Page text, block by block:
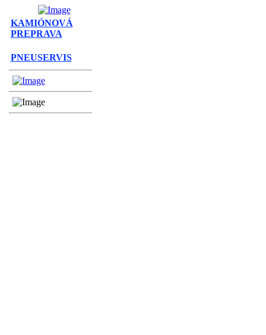
KAMIÓNOVÁ
PREPRAVA
PNEUSERVIS